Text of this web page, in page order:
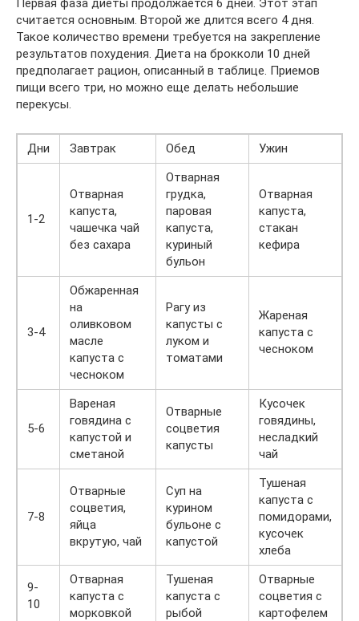
Первая фаза диеты продолжается 6 дней. Этот этап
считается основным. Второй же длится всего 4 дня.
Такое количество времени требуется на закрепление
результатов похудения. Диета на брокколи 10 дней
предполагает рацион, описанный в таблице. Приемов
пищи всего три, но можно еще делать небольшие
перекусы.­
Дни Завтрак Обед Ужин
1-2
Отварная
капуста,
чашечка чай
без сахара
Отварная
грудка,
паровая
капуста,
куриный
бульон
Отварная
капуста,
стакан
кефира
3-4
Обжаренная
на
оливковом
масле
капуста с
чесноком
Рагу из
капусты с
луком и
томатами
Жареная
капуста с
чесноком
5-6
Вареная
говядина с
капустой и
сметаной
Отварные
соцветия
капусты
Кусочек
говядины,
несладкий
чай
7-8
Отварные
соцветия,
яйца
вкрутую, чай
Суп на
курином
бульоне с
капустой
Тушеная
капуста с
помидорами,
кусочек
хлеба
9-
10
Отварная
капуста с
морковкой
Тушеная
капуста с
рыбой
Отварные
соцветия с
картофелем